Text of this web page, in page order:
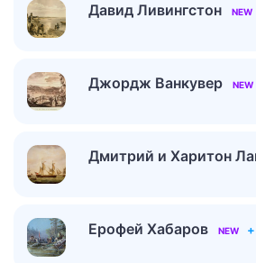
Давид Ливингстон NEW
Джордж Ванкувер NEW
Дмитрий и Харитон
Ерофей Хабаров NEW +